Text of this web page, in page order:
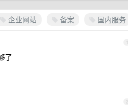
企业网站 备案 国内服务
1
了
2